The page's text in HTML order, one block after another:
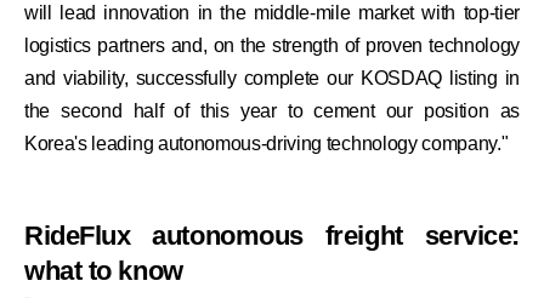
will lead innovation in the middle-mile market with top-tier
logistics partners and, on the strength of proven technology
and viability, successfully complete our KOSDAQ listing in
the second half of this year to cement our position as
Korea's leading autonomous-driving technology company."
RideFlux autonomous freight service:
what to know